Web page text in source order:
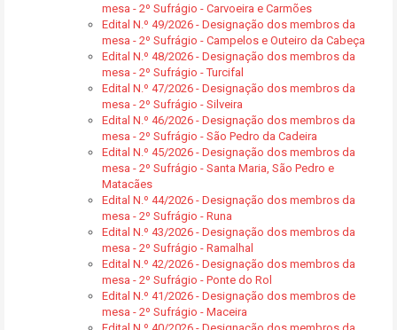
mesa - 2º Sufrágio - Carvoeira e Carmões
Edital N.º 49/2026 - Designação dos membros da
mesa - 2º Sufrágio - Campelos e Outeiro da Cabeça
Edital N.º 48/2026 - Designação dos membros da
mesa - 2º Sufrágio - Turcifal
Edital N.º 47/2026 - Designação dos membros da
mesa - 2º Sufrágio - Silveira
Edital N.º 46/2026 - Designação dos membros da
mesa - 2º Sufrágio - São Pedro da Cadeira
Edital N.º 45/2026 - Designação dos membros da
mesa - 2º Sufrágio - Santa Maria, São Pedro e
Matacães
Edital N.º 44/2026 - Designação dos membros da
mesa - 2º Sufrágio - Runa
Edital N.º 43/2026 - Designação dos membros da
mesa - 2º Sufrágio - Ramalhal
Edital N.º 42/2026 - Designação dos membros da
mesa - 2º Sufrágio - Ponte do Rol
Edital N.º 41/2026 - Designação dos membros de
mesa - 2º Sufrágio - Maceira